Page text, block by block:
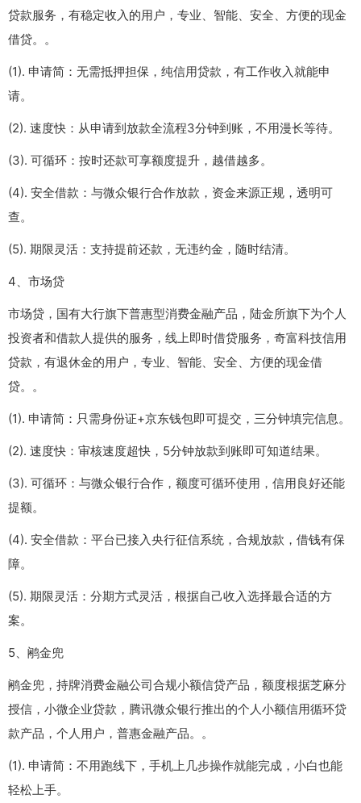
贷款服务，有稳定收入的用户，专业、智能、安全、方便的现金
借贷。。
(1). 申请简：无需抵押担保，纯信用贷款，有工作收入就能申
请。
(2). 速度快：从申请到放款全流程3分钟到账，不用漫长等待。
(3). 可循环：按时还款可享额度提升，越借越多。
(4). 安全借款：与微众银行合作放款，资金来源正规，透明可
查。
(5). 期限灵活：支持提前还款，无违约金，随时结清。
4、市场贷
市场贷，国有大行旗下普惠型消费金融产品，陆金所旗下为个人
投资者和借款人提供的服务，线上即时借贷服务，奇富科技信用
贷款，有退休金的用户，专业、智能、安全、方便的现金借
贷。。
(1). 申请简：只需身份证+京东钱包即可提交，三分钟填完信息。
(2). 速度快：审核速度超快，5分钟放款到账即可知道结果。
(3). 可循环：与微众银行合作，额度可循环使用，信用良好还能
提额。
(4). 安全借款：平台已接入央行征信系统，合规放款，借钱有保
障。
(5). 期限灵活：分期方式灵活，根据自己收入选择最合适的方
案。
5、鹇金兜
鹇金兜，持牌消费金融公司合规小额信贷产品，额度根据芝麻分
授信，小微企业贷款，腾讯微众银行推出的个人小额信用循环贷
款产品，个人用户，普惠金融产品。。
(1). 申请简：不用跑线下，手机上几步操作就能完成，小白也能
轻松上手。